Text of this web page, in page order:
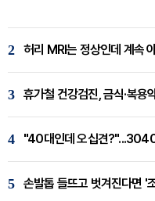
2 허리 MRI는 정상인데 계속
3 휴가철 건강검진, 금식·복용
4 "40대인데 오십견?"...3040
5 손발톱 들뜨고 벗겨진다면 '